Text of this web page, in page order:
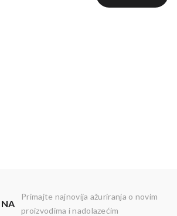
NA
Primajte najnovija ažuriranja o novim
proizvodima i nadolazećim